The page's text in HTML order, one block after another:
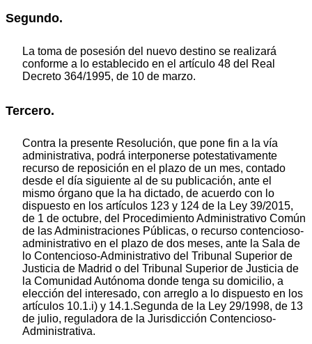
Segundo.
La toma de posesión del nuevo destino se realizará
conforme a lo establecido en el artículo 48 del Real
Decreto 364/1995, de 10 de marzo.
Tercero.
Contra la presente Resolución, que pone fin a la vía
administrativa, podrá interponerse potestativamente
recurso de reposición en el plazo de un mes, contado
desde el día siguiente al de su publicación, ante el
mismo órgano que la ha dictado, de acuerdo con lo
dispuesto en los artículos 123 y 124 de la Ley 39/2015,
de 1 de octubre, del Procedimiento Administrativo Común
de las Administraciones Públicas, o recurso contencioso-
administrativo en el plazo de dos meses, ante la Sala de
lo Contencioso-Administrativo del Tribunal Superior de
Justicia de Madrid o del Tribunal Superior de Justicia de
la Comunidad Autónoma donde tenga su domicilio, a
elección del interesado, con arreglo a lo dispuesto en los
artículos 10.1.i) y 14.1.Segunda de la Ley 29/1998, de 13
de julio, reguladora de la Jurisdicción Contencioso-
Administrativa.